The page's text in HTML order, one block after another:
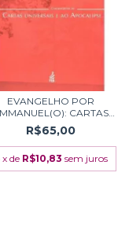
EVANGELHO POR
CARTAS
UNIVER...
R$65,00
x de R$10,83 sem juros